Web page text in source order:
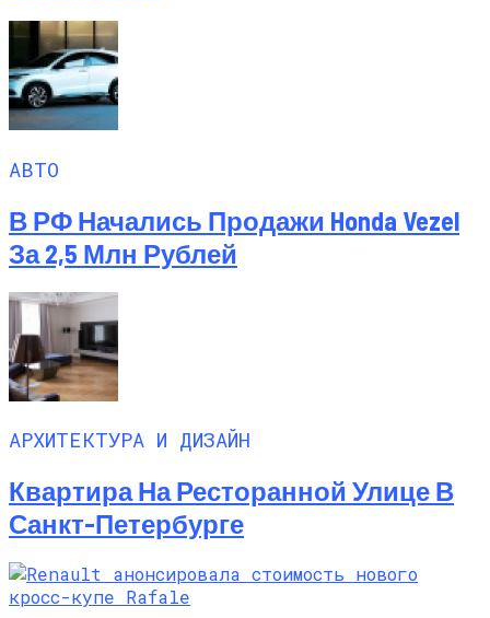
АВТО
В РФ Начались Продажи Honda Vezel
За 2,5 Млн Рублей
АРХИТЕКТУРА И ДИЗАЙН
Квартира На Ресторанной Улице В
Санкт-Петербурге